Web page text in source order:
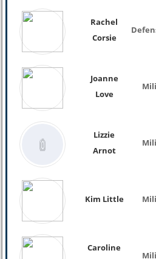
Rachel
Corsie
Joanne
Love
Lizzie
Arnot
Kim Little
Caroline